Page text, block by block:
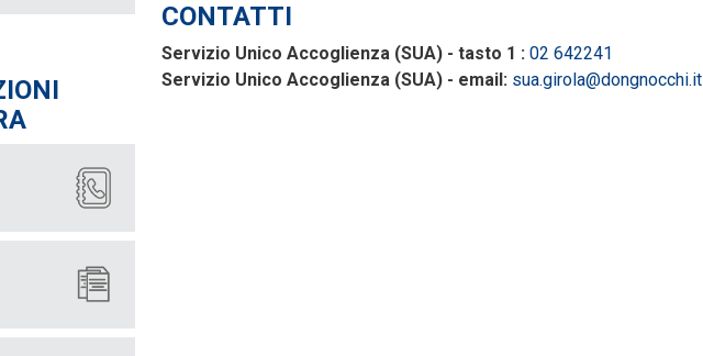
CONTATTI
Servizio Unico Accoglienza (SUA) - tasto 1 : 02 642241
Servizio Unico Accoglienza (SUA) - email: sua.girola@dongnocchi.it